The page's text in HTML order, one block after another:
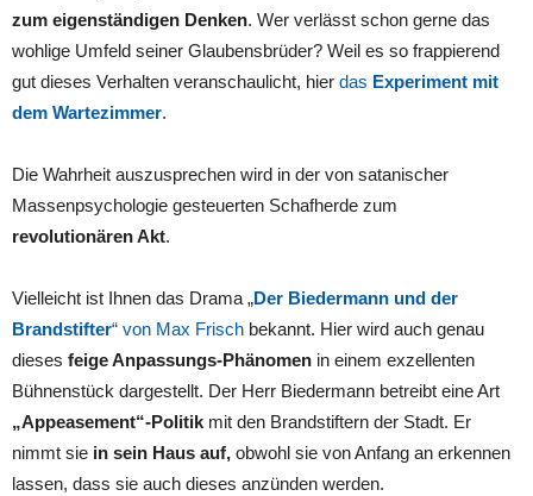
zum eigenständigen Denken. Wer verlässt schon gerne das
wohlige Umfeld seiner Glaubensbrüder? Weil es so frappierend
gut dieses Verhalten veranschaulicht, hier das Experiment mit
dem Wartezimmer.
Die Wahrheit auszusprechen wird in der von satanischer
Massenpsychologie gesteuerten Schafherde zum
revolutionären Akt.
Vielleicht ist Ihnen das Drama „Der Biedermann und der
Brandstifter“ von Max Frisch bekannt. Hier wird auch genau
dieses feige Anpassungs-Phänomen in einem exzellenten
Bühnenstück dargestellt. Der Herr Biedermann betreibt eine Art
„Appeasement“-Politik mit den Brandstiftern der Stadt. Er
nimmt sie in sein Haus auf, obwohl sie von Anfang an erkennen
lassen, dass sie auch dieses anzünden werden.